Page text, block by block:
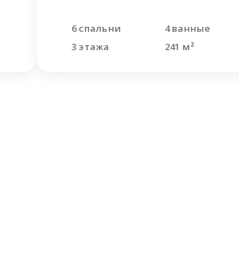
6 спальни
4 ванные
3 этажа
241 м²